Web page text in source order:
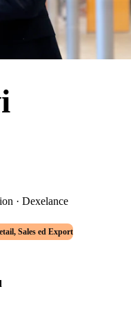
· Dexelance
Sales ed Export